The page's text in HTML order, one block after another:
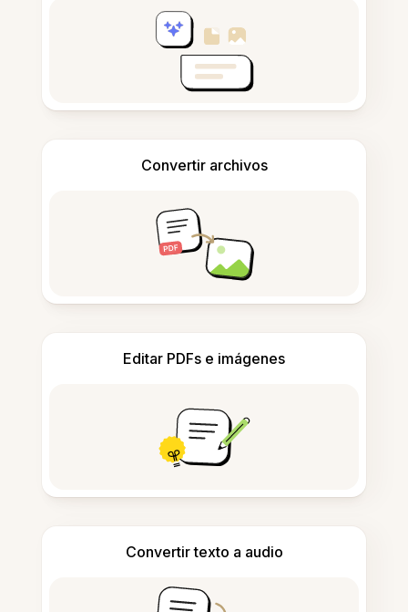
Convertir archivos
Editar PDFs e imágenes
Convertir texto a audio